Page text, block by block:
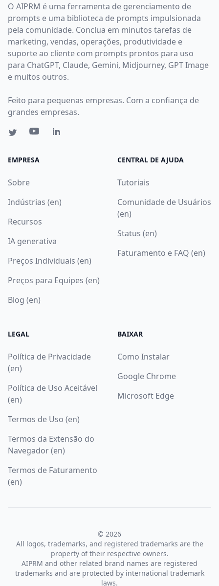
O AIPRM é uma ferramenta de gerenciamento de
prompts e uma biblioteca de prompts impulsionada
pela comunidade. Conclua em minutos tarefas de
marketing, vendas, operações, produtividade e
suporte ao cliente com prompts prontos para uso
para ChatGPT, Claude, Gemini, Midjourney, GPT Image
e muitos outros.
Feito para pequenas empresas. Com a confiança de
grandes empresas.
EMPRESA
Sobre
Indústrias (en)
Recursos
IA generativa
Preços Individuais (en)
Preços para Equipes (en)
Blog (en)
CENTRAL DE AJUDA
Tutoriais
Comunidade de Usuários
(en)
Status (en)
Faturamento e FAQ (en)
LEGAL
Política de Privacidade
(en)
Política de Uso Aceitável
(en)
Termos de Uso (en)
Termos da Extensão do
Navegador (en)
Termos de Faturamento
(en)
BAIXAR
Como Instalar
Google Chrome
Microsoft Edge
© 2026
All logos, trademarks, and registered trademarks are the
property of their respective owners.
AIPRM and other related brand names are registered
trademarks and are protected by international trademark
laws.